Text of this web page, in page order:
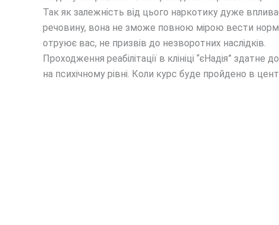
Так як залежність від цього наркотику дуже
речовину, вона не зможе повною мірою вести
отруює вас, не призвів до незворотних наслідків.
Проходження реабілітації в клініці “єНадія”
на психічному рівні. Коли курс буде пройдено в